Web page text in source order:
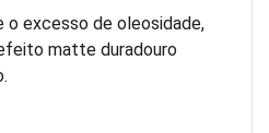
o excesso de oleosidade,
matte duradouro